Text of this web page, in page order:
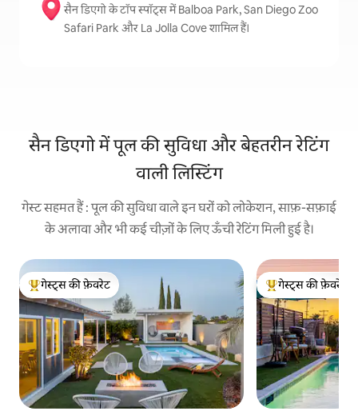
सैन डिएगो के टॉप स्पॉट्स में Balboa Park, San Diego Zoo
Safari Park और La Jolla Cove शामिल हैं।
सैन डिएगो में पूल की सुविधा और बेहतरीन रेटिंग
वाली लिस्टिंग
गेस्ट सहमत हैं : पूल की सुविधा वाले इन घरों को लोकेशन, साफ़-सफ़ाई
के अलावा और भी कई चीज़ों के लिए ऊँची रेटिंग मिली हुई है।
गेस्ट्स का टॉप फ़ेवरेट
गेस्ट्स की फ़ेवरेट
गेस्ट्स का टॉप फ़ेवरेट
गेस्ट्स की फ़ेवरेट